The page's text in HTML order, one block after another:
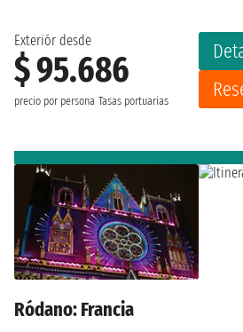
Exteriór desde
$ 95.686
precio por persona Tasas portuarias
Ródano: Francia